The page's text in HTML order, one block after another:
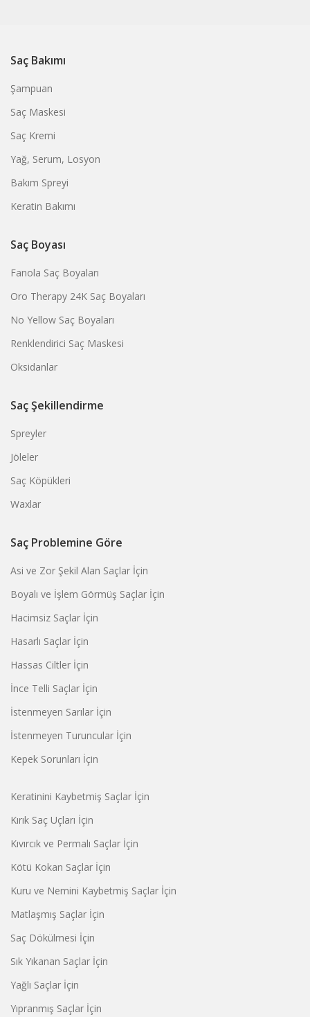
Saç Bakımı
Şampuan
Saç Maskesi
Saç Kremi
Yağ, Serum, Losyon
Bakım Spreyi
Keratin Bakımı
Saç Boyası
Fanola Saç Boyaları
Oro Therapy 24K Saç Boyaları
No Yellow Saç Boyaları
Renklendirici Saç Maskesi
Oksidanlar
Saç Şekillendirme
Spreyler
Jöleler
Saç Köpükleri
Waxlar
Saç Problemine Göre
Asi ve Zor Şekil Alan Saçlar İçin
Boyalı ve İşlem Görmüş Saçlar İçin
Hacimsiz Saçlar İçin
Hasarlı Saçlar İçin
Hassas Ciltler İçin
İnce Telli Saçlar İçin
İstenmeyen Sarılar İçin
İstenmeyen Turuncular İçin
Kepek Sorunları İçin
Keratinini Kaybetmiş Saçlar İçin
Kırık Saç Uçları İçin
Kıvırcık ve Permalı Saçlar İçin
Kötü Kokan Saçlar İçin
Kuru ve Nemini Kaybetmiş Saçlar İçin
Matlaşmış Saçlar İçin
Saç Dökülmesi İçin
Sık Yıkanan Saçlar İçin
Yağlı Saçlar İçin
Yıpranmış Saçlar İçin